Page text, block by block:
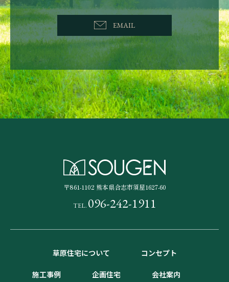
EMAIL
〒861-1102 熊本県合志市須屋1627-60
TEL. 096-242-1911
草原住宅について コンセプト
施工事例 企画住宅 会社案内